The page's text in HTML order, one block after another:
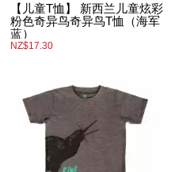
【儿童T恤】 新西兰儿童炫彩
粉色奇异鸟奇异鸟T恤（海军
蓝）
NZ$17.30